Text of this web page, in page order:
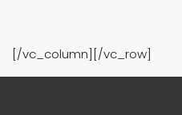
[/vc_column][/vc_row]